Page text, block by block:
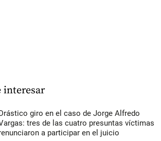
interesar
giro en el caso de Jorge Alfredo
tres de las cuatro presuntas víctimas
a participar en el juicio